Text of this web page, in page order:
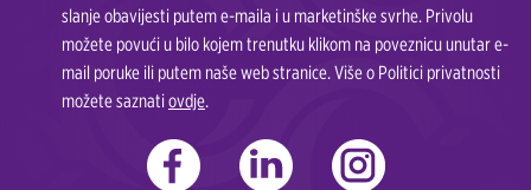
slanje obavijesti putem e-maila i u marketinške svrhe. Privolu
možete povući u bilo kojem trenutku klikom na poveznicu unutar e-
mail poruke ili putem naše web stranice. Više o Politici privatnosti
možete saznatiovdje.